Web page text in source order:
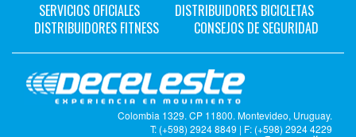
SERVICIOS OFICIALES
DISTRIBUIDORES BICICLETAS
DISTRIBUIDORES FITNESS
CONSEJOS DE SEGURIDAD
Colombia 1329. CP 11800. Montevideo, Uruguay.
T: (+598) 2924 8849 | F: (+598) 2924 4229